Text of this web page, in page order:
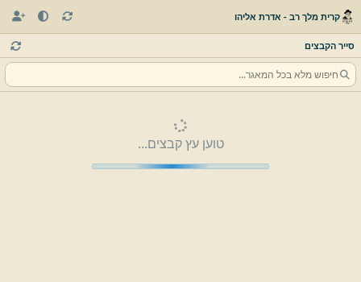
קרית מלך רב - אדרת אליהו
סייר הקבצים
טוען עץ קבצים...